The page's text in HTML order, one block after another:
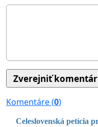
Komentáre (0)
Celeslovenská petícia